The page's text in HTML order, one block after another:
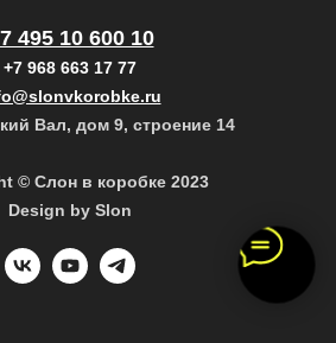
495 10 600 10
+7 968 663 17 77
Вал, дом 9, строение 14
© Слон в коробке 2023
Design by Slon